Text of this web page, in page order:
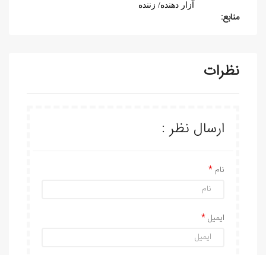
آزار دهنده/ زننده
منابع:
نظرات
ارسال نظر :
نام
ایمیل